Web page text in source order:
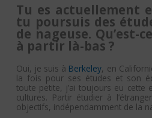
Tu es actuellement
tu poursuis des
de nageuse. Qu’est-
à partir là-bas ?
Oui, je suis à Berkeley, en
la fois pour ses études et son
toute petite, j’ai toujours eu cette
cultures. Partir étudier à
objectifs, indépendamment de la